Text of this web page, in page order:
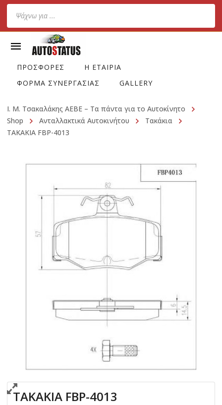
Products
search
ΠΡΟΣΦΟΡΕΣ
Η ΕΤΑΙΡΙΑ
ΦΟΡΜΑ ΣΥΝΕΡΓΑΣΙΑΣ
GALLERY
Ι. Μ. Τσακαλάκης ΑΕΒΕ – Τα πάντα για το Αυτοκίνητο
Shop
Ανταλλακτικά Αυτοκινήτου
Τακάκια
ΤΑΚΑΚΙΑ FBP-4013
ΤΑΚΑΚΙΑ FBP-4013